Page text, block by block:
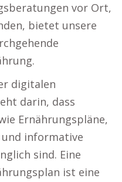
vor Ort,
bietet unsere
digitalen
darin, dass
Ernährungspläne,
und informative
sind. Eine
ist eine